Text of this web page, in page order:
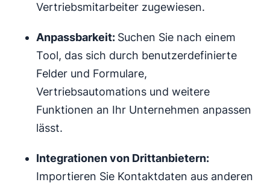
Vertriebsmitarbeiter zugewiesen.
Anpassbarkeit: Suchen Sie nach einem
Tool, das sich durch benutzerdefinierte
Felder und Formulare,
Vertriebsautomations und weitere
Funktionen an Ihr Unternehmen anpassen
lässt.
Integrationen von Drittanbietern:
Importieren Sie Kontaktdaten aus anderen